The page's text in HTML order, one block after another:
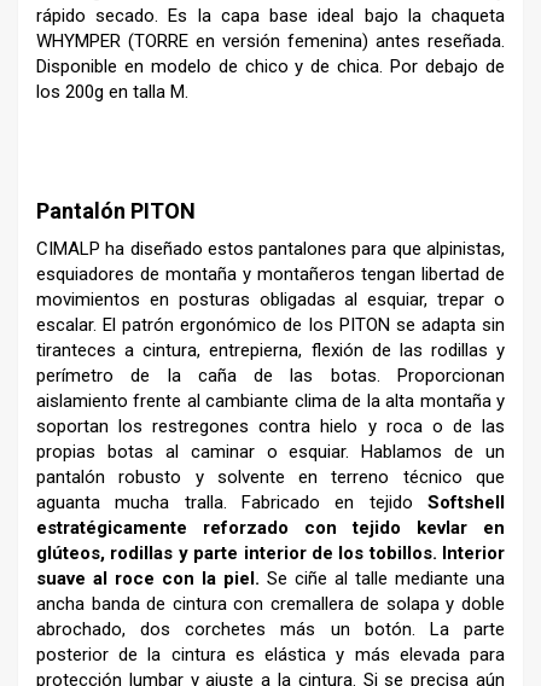
rápido secado. Es la capa base ideal bajo la chaqueta
WHYMPER (TORRE en versión femenina) antes reseñada.
Disponible en modelo de chico y de chica. Por debajo de
los 200g en talla M.
Pantalón PITON
CIMALP ha diseñado estos pantalones para que alpinistas,
esquiadores de montaña y montañeros tengan libertad de
movimientos en posturas obligadas al esquiar, trepar o
escalar. El patrón ergonómico de los PITON se adapta sin
tiranteces a cintura, entrepierna, flexión de las rodillas y
perímetro de la caña de las botas. Proporcionan
aislamiento frente al cambiante clima de la alta montaña y
soportan los restregones contra hielo y roca o de las
propias botas al caminar o esquiar. Hablamos de un
pantalón robusto y solvente en terreno técnico que
aguanta mucha tralla. Fabricado en tejido Softshell
estratégicamente reforzado con tejido kevlar en
glúteos, rodillas y parte interior de los tobillos. Interior
suave al roce con la piel. Se ciñe al talle mediante una
ancha banda de cintura con cremallera de solapa y doble
abrochado, dos corchetes más un botón. La parte
posterior de la cintura es elástica y más elevada para
protección lumbar y ajuste a la cintura. Si se precisa aún